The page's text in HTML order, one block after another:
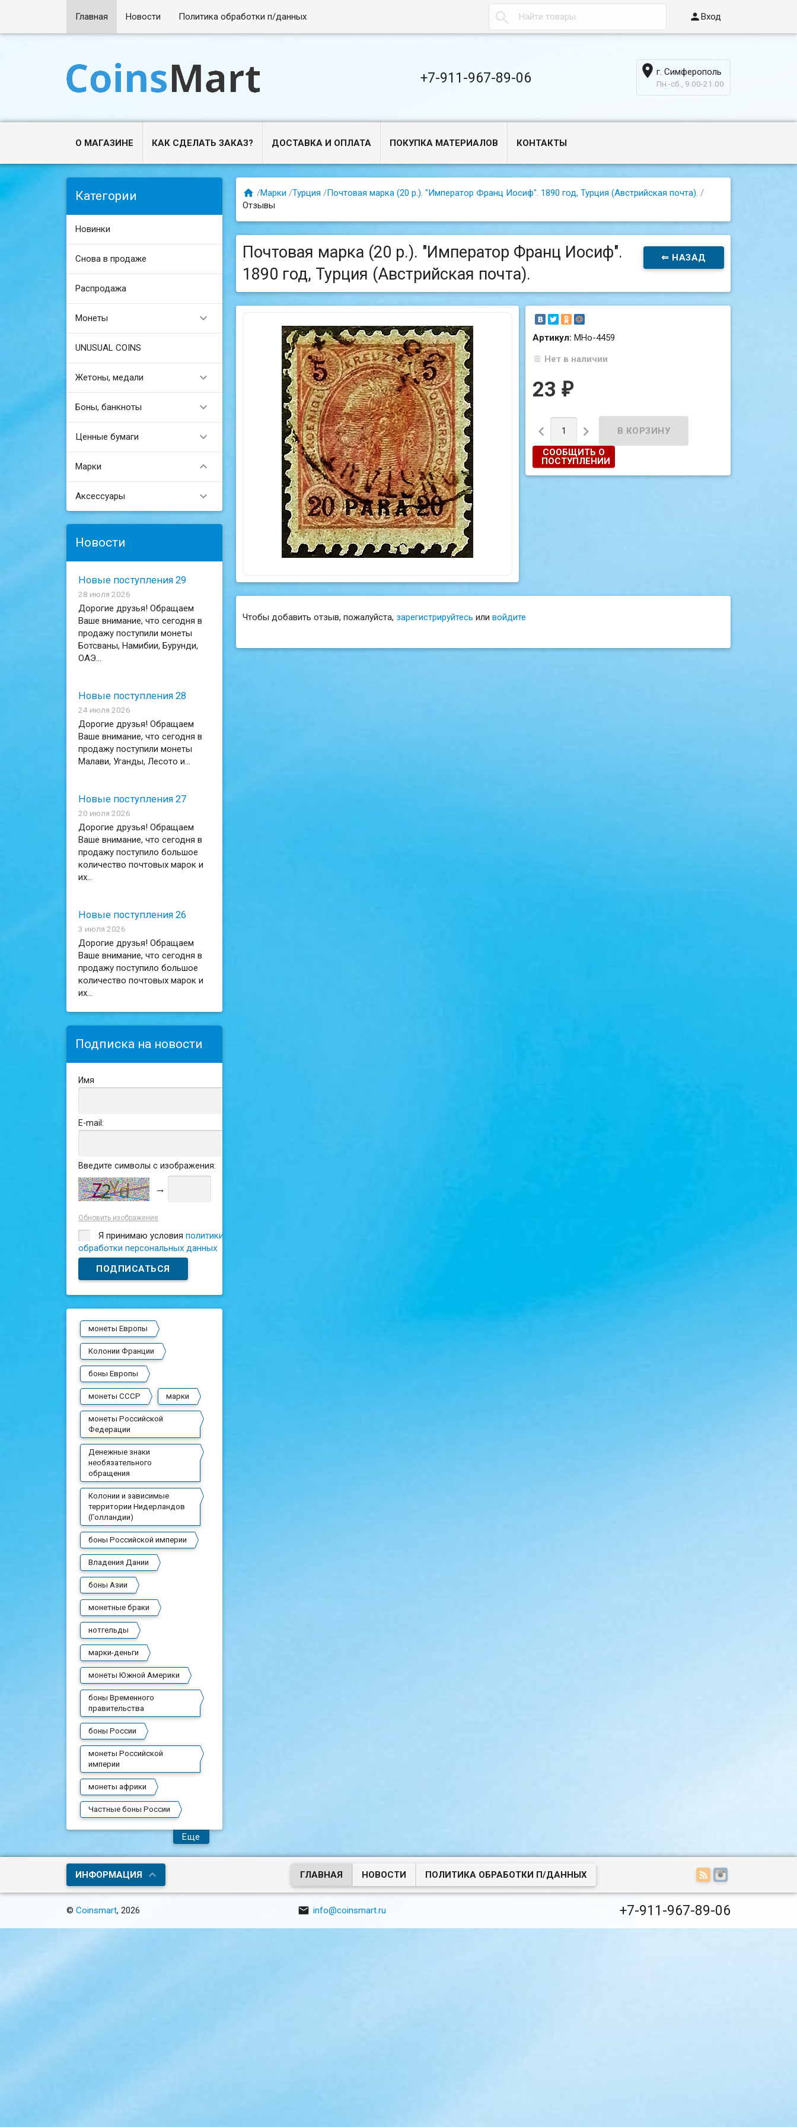
Главная Новости Политика обработки п/данных  Вход
+7-911-967-89-06  г. Симферополь
Пн.-сб., 9.00-21.00
О МАГАЗИНЕ КАК СДЕЛАТЬ ЗАКАЗ? ДОСТАВКА И ОПЛАТА ПОКУПКА МАТЕРИАЛОВ КОНТАКТЫ
Категории
Новинки
Снова в продаже
Распродажа
Монеты 
UNUSUAL COINS
Жетоны, медали 
Боны, банкноты 
Ценные бумаги 
Марки 
Аксессуары 
Новости
Новые поступления 29
28 июля 2026
Дорогие друзья! Обращаем
Ваше внимание, что сегодня в
продажу поступили монеты
Ботсваны, Намибии, Бурунди,
ОАЭ...
Новые поступления 28
24 июля 2026
Дорогие друзья! Обращаем
Ваше внимание, что сегодня в
продажу поступили монеты
Малави, Уганды, Лесото и...
Новые поступления 27
20 июля 2026
Дорогие друзья! Обращаем
Ваше внимание, что сегодня в
продажу поступило большое
количество почтовых марок и
их...
Новые поступления 26
3 июля 2026
Дорогие друзья! Обращаем
Ваше внимание, что сегодня в
продажу поступило большое
количество почтовых марок и
их...
Подписка на новости
Имя
E-mail:
Введите символы с изображения:
→
Обновить изображение
Я принимаю условияполитики
обработки персональных данных
монеты Европы
Колонии Франции
боны Европы
монеты СССР марки
монеты Российской
Федерации
Денежные знаки
необязательного
обращения
Колонии и зависимые
территории Нидерландов
(Голландии)
боны Российской империи
Владения Дании
боны Азии
монетные браки
нотгельды
марки-деньги
монеты Южной Америки
боны Временного
правительства
боны России
монеты Российской
империи
монеты африки
Частные боны России
Еще
 /Марки /Турция /Почтовая марка (20 p.). "Император Франц Иосиф". 1890 год, Турция (Австрийская почта). /
Отзывы
⇐ НАЗАД
Почтовая марка (20 p.). "Император Франц Иосиф".
1890 год, Турция (Австрийская почта).
Артикул:МНо-4459
Нет в наличии
23₽
 
СООБЩИТЬ О
ПОСТУПЛЕНИИ
Чтобы добавить отзыв, пожалуйста, зарегистрируйтесь или войдите
ИНФОРМАЦИЯ ГЛАВНАЯ НОВОСТИ ПОЛИТИКА ОБРАБОТКИ П/ДАННЫХ
©Coinsmart, 2026  info@coinsmart.ru +7-911-967-89-06